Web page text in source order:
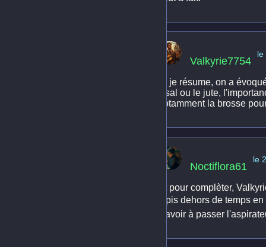
Valkyrie7754
le
Si je résume, on a
sisal ou le jute,
notamment la brosse
Noctiflora61
le
Et pour complèter,
tapis dehors de temps
d'avoir à passer